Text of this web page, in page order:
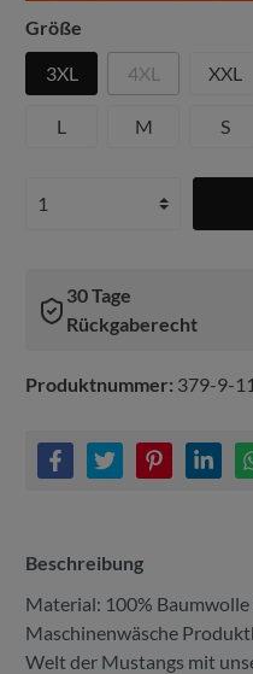
Größe
3XL
4XL XXL
L M S
30 Tage
Rückgaberecht
Produktnummer: 379-9-
Beschreibung
Material: 100%
Maschinenwäsche
Welt der Mustangs mit